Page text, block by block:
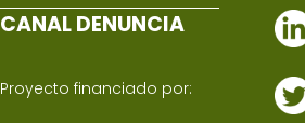
CANAL DENUNCIA
Proyecto financiado por: